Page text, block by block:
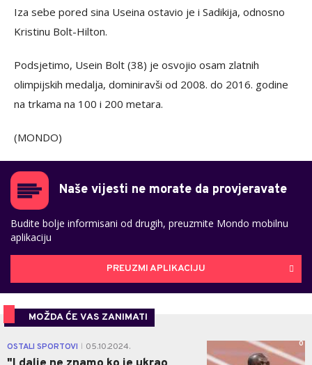
Iza sebe pored sina Useina ostavio je i Sadikija, odnosno
Kristinu Bolt-Hilton.
Podsjetimo, Usein Bolt (38) je osvojio osam zlatnih
olimpijskih medalja, dominiravši od 2008. do 2016. godine
na trkama na 100 i 200 metara.
(MONDO)
Naše vijesti ne morate da provjeravate
Budite bolje informisani od drugih, preuzmite Mondo mobilnu
aplikaciju
PREUZMI APLIKACIJU
MOŽDA ĆE VAS ZANIMATI
OSTALI SPORTOVI 05.10.2024. 0